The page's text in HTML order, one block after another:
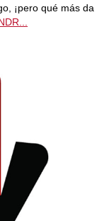
¡pero qué más da